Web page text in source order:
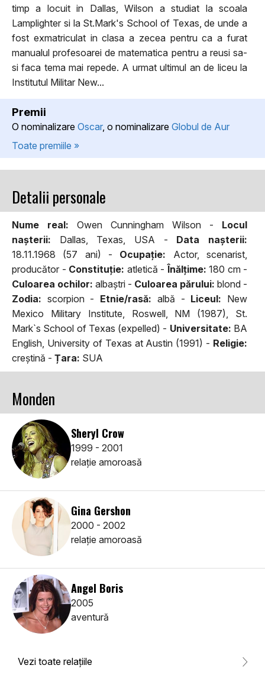
timp a locuit in Dallas, Wilson a studiat la scoala
Lamplighter si la St.Mark's School of Texas, de unde a
fost exmatriculat in clasa a zecea pentru ca a furat
manualul profesoarei de matematica pentru a reusi sa-
si faca tema mai repede. A urmat ultimul an de liceu la
Institutul Militar New...
Premii
O nominalizare Oscar, o nominalizare Globul de Aur
Toate premiile »
Detalii personale
Nume real: Owen Cunningham Wilson - Locul
naşterii: Dallas, Texas, USA - Data naşterii:
18.11.1968 (57 ani) - Ocupaţie: Actor, scenarist,
producător - Constituţie: atletică -Înălţime: 180 cm -
Culoarea ochilor: albaştri - Culoarea părului: blond -
Zodia: scorpion - Etnie/rasă: albă - Liceul: New
Mexico Military Institute, Roswell, NM (1987), St.
Mark`s School of Texas (expelled) - Universitate: BA
English, University of Texas at Austin (1991) - Religie:
creştină - Țara: SUA
Monden
Sheryl Crow
1999 - 2001
relaţie amoroasă
Gina Gershon
2000 - 2002
relaţie amoroasă
Angel Boris
2005
aventură
Vezi toate relaţiile